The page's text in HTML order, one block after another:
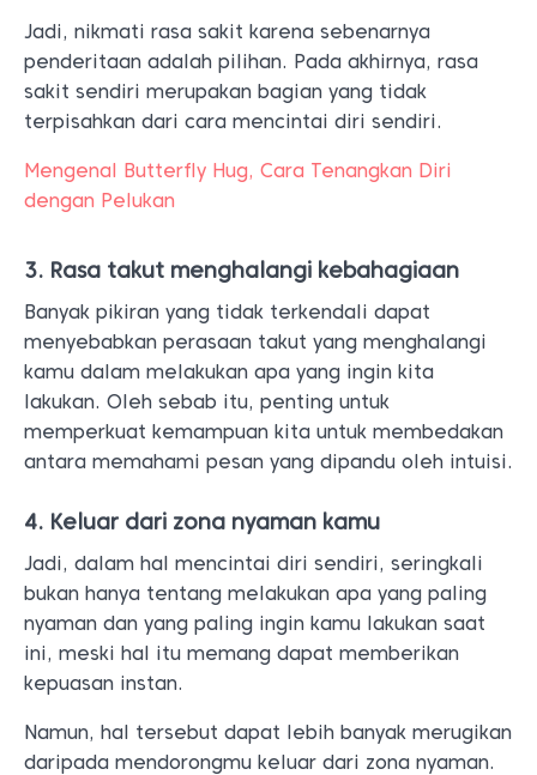
Jadi, nikmati rasa sakit karena sebenarnya
penderitaan adalah pilihan. Pada akhirnya, rasa
sakit sendiri merupakan bagian yang tidak
terpisahkan dari cara mencintai diri sendiri.
Mengenal Butterfly Hug, Cara Tenangkan Diri
dengan Pelukan
3. Rasa takut menghalangi kebahagiaan
Banyak pikiran yang tidak terkendali dapat
menyebabkan perasaan takut yang menghalangi
kamu dalam melakukan apa yang ingin kita
lakukan. Oleh sebab itu, penting untuk
memperkuat kemampuan kita untuk membedakan
antara memahami pesan yang dipandu oleh intuisi.
4. Keluar dari zona nyaman kamu
Jadi, dalam hal mencintai diri sendiri, seringkali
bukan hanya tentang melakukan apa yang paling
nyaman dan yang paling ingin kamu lakukan saat
ini, meski hal itu memang dapat memberikan
kepuasan instan.
Namun, hal tersebut dapat lebih banyak merugikan
daripada mendorongmu keluar dari zona nyaman.